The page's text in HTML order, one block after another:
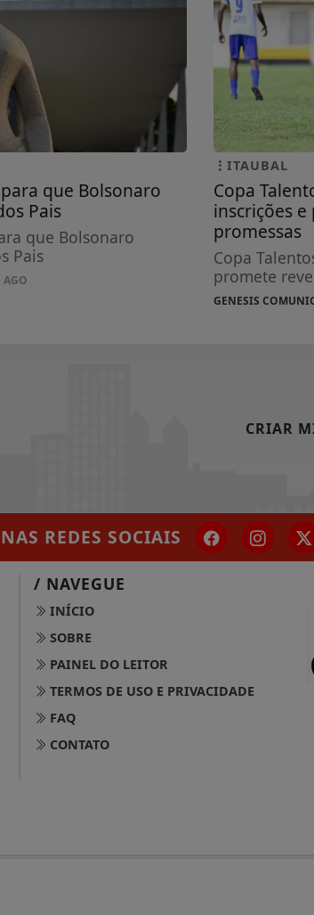
que Bolsonaro
Pais
que Bolsonaro
Pais
AGO
ITAUBAL
Copa
inscrições
promessas
Copa
promete
GENESIS
CRIAR
NAS REDES SOCIAIS
/ NAVEGUE
INÍCIO
SOBRE
PAINEL DO LEITOR
TERMOS DE USO E PRIVACIDADE
FAQ
CONTATO